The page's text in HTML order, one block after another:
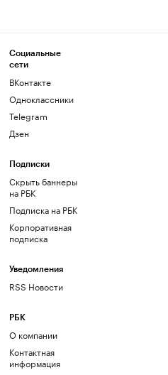
Социальные
сети
ВКонтакте
Одноклассники
Telegram
Дзен
Подписки
Скрыть баннеры
на РБК
Подписка на РБК
Корпоративная
подписка
Уведомления
RSS Новости
РБК
О компании
Контактная
информация